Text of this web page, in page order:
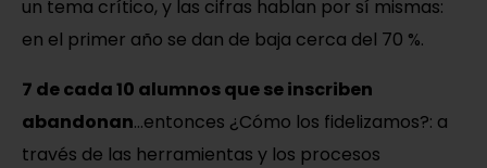
un tema crítico, y las cifras hablan por sí mismas:
en el primer año se dan de baja cerca del 70 %.
7 de cada 10 alumnos que se inscriben
abandonan…entonces ¿Cómo los fidelizamos?: a
través de las herramientas y los procesos